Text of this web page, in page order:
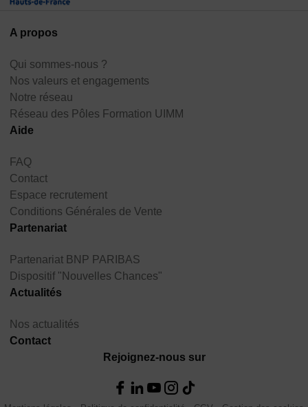
A propos
Qui sommes-nous ?
Nos valeurs et engagements
Notre réseau
Réseau des Pôles Formation UIMM
Aide
FAQ
Contact
Espace recrutement
Conditions Générales de Vente
Partenariat
Partenariat BNP PARIBAS
Dispositif "Nouvelles Chances"
Actualités
Nos actualités
Contact
Rejoignez-nous sur